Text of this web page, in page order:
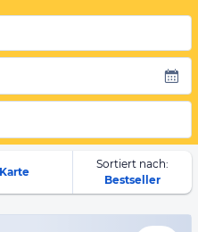
Karte
Sortiert nach:
Bestseller